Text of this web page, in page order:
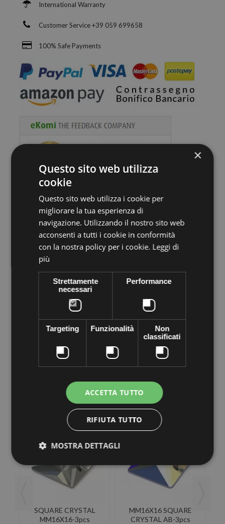
International Warranty
Customer Service +39 059 699658
100% Safe Payments
Volume discounts
Quantity Discount You Save
Sewing PRECIOSA Crystal stone completely genuine cezch
VIVA12-shaped crystal. Flat bottom and with holes in the sides
of the top, sewing on any material to make high fashion
30 other products in the same category:
SQUARE CRYSTAL
MM16X16-3pcs
MM16X16 SQUARE
CRYSTAL AB-3pcs
×
Questo sito web utilizza
cookie
Questo sito web utilizza i cookie per
migliorare la tua esperienza di
navigazione. Utilizzando il nostro sito web
acconsenti a tutti i cookie in conformità
con la nostra policy per i cookie. Leggi di
più
Strettamente
necessari
Performance
Targeting Funzionalità
Non
classificati
ACCETTA TUTTO
RIFIUTA TUTTO
MOSTRA DETTAGLI